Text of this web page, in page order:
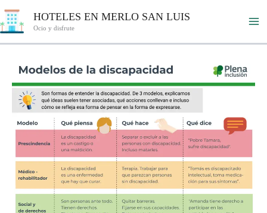
al
HOTELES EN MERLO SAN LUIS
Ocio y disfrute